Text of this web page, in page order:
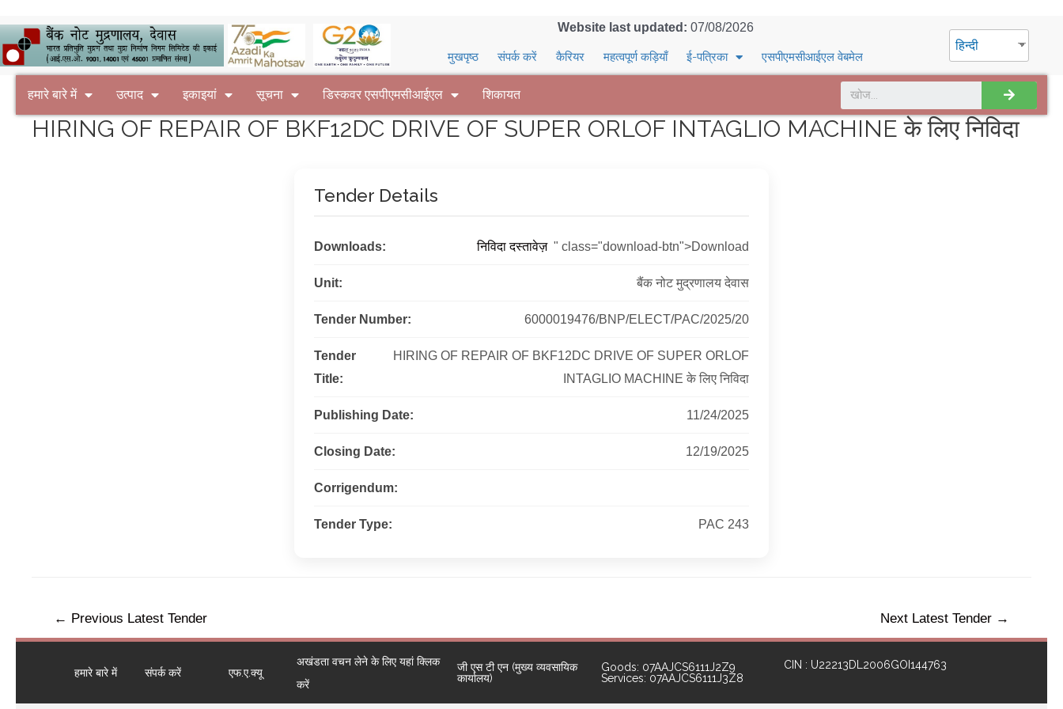
Website last updated: 07/08/2026
मुखपृष्ठ संपर्क करें कैरियर महत्वपूर्ण कड़ियाँ ई-पत्रिका एसपीएमसीआईएल वेबमेल
हिन्दी
हमारे बारे में उत्पाद इकाइयां सूचना डिस्कवर एसपीएमसीआईएल शिकायत
HIRING OF REPAIR OF BKF12DC DRIVE OF SUPER ORLOF INTAGLIO MACHINE के लिए निविदा
Tender Details
Downloads: निविदा दस्तावेज़ " class="download-btn">Download
Unit: बैंक नोट मुद्रणालय देवास
Tender Number: 6000019476/BNP/ELECT/PAC/2025/20
Tender
Title:
HIRING OF REPAIR OF BKF12DC DRIVE OF SUPER ORLOF
INTAGLIO MACHINE के लिए निविदा
Publishing Date: 11/24/2025
Closing Date: 12/19/2025
Corrigendum:
Tender Type: PAC 243
← Previous Latest Tender Next Latest Tender →
हमारे बारे में संपर्क करें एफ.ए.क्यू
अखंडता वचन लेने के लिए यहां क्लिक
करें
जी एस टी एन (मुख्य व्यवसायिक
कार्यालय)
Goods: 07AAJCS6111J2Z9
Services: 07AAJCS6111J3Z8
CIN : U22213DL2006GOI144763